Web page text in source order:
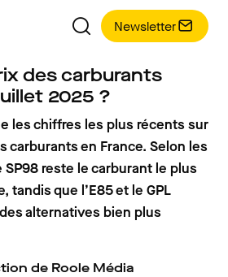
Newsletter
des carburants
2025 ?
les chiffres les plus récents sur
carburants en France. Selon les
reste le carburant le plus
tandis que l’E85 et le GPL
alternatives bien plus
de Roole Média